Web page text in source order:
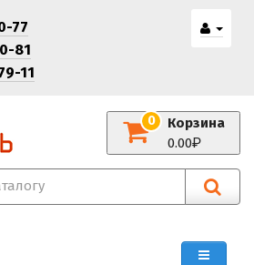
77
81
11
Корзина
0
0.00